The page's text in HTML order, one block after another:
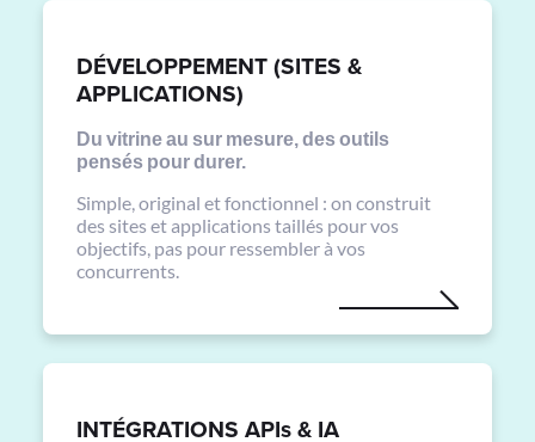
DÉVELOPPEMENT (SITES &
APPLICATIONS)
Du vitrine au sur mesure, des outils
pensés pour durer.
Simple, original et fonctionnel : on construit
des sites et applications taillés pour vos
objectifs, pas pour ressembler à vos
concurrents.
INTÉGRATIONS APIs & IA